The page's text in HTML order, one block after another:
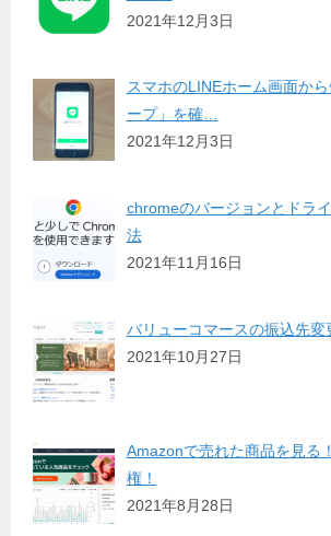
2021年12月3日
スマホのLINEホーム画面か
ープ」を確…
2021年12月3日
chromeのバージョンとドラ
法
2021年11月16日
バリューコマースの振込先変
2021年10月27日
Amazonで売れた商品を見る
権！
2021年8月28日